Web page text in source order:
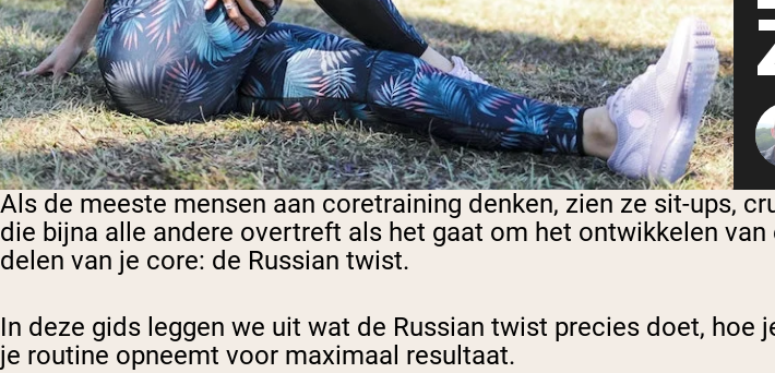
Als de meeste mensen aan coretraining denken, zien ze sit-ups,
die bijna alle andere overtreft als het gaat om het ontwikkelen
delen van je core: de Russian twist.
In deze gids leggen we uit wat de Russian twist precies doet,
je routine opneemt voor maximaal resultaat.